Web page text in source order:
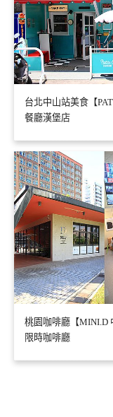
台北中山站美食【
餐廳漢堡店
桃園咖啡廳【MINI.D
限時咖啡廳